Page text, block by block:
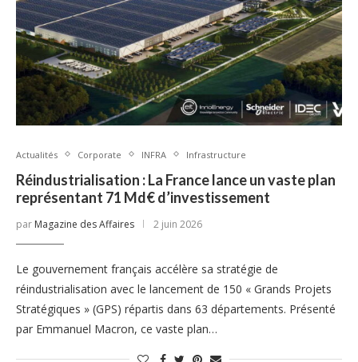
Actualités Corporate INFRA Infrastructure
Réindustrialisation : La France lance un vaste plan
représentant 71 Md€ d’investissement
par Magazine des Affaires 2 juin 2026
Le gouvernement français accélère sa stratégie de
réindustrialisation avec le lancement de 150 « Grands Projets
Stratégiques » (GPS) répartis dans 63 départements. Présenté
par Emmanuel Macron, ce vaste plan…